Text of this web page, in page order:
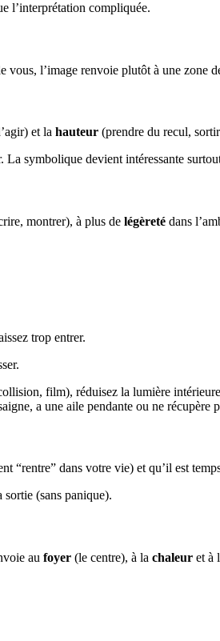
l’interprétation compliquée.
vous, l’image renvoie plutôt à une zone
et la hauteur (prendre du recul,
symbolique devient intéressante
montrer), à plus de légèreté dans
trop entrer.
film), réduisez la lumière
a une aile pendante ou ne récupère
“rentre” dans votre vie) et qu’il est
(sans panique).
au foyer (le centre), à la chaleur et à